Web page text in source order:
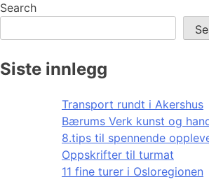
Search
Siste innlegg
Transport rundt i Akershus
Bærums Verk kunst og
8.tips til spennende
Oppskrifter til turmat
11 fine turer i Osloregionen